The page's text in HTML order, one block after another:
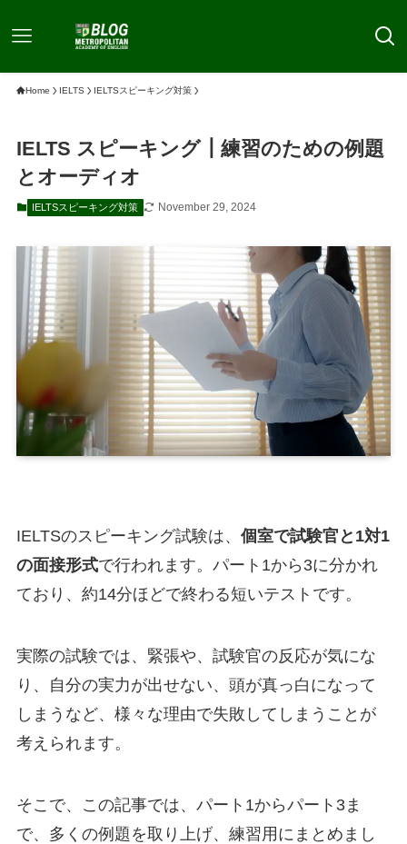
Home IELTS IELTSスピーキング対策
IELTS スピーキング┃練習のための例題
とオーディオ
IELTSスピーキング対策 November 29, 2024
IELTSのスピーキング試験は、 個室で試験官と1対1
の面接形式で行われます。パート1から3に分かれ
ており、約14分ほどで終わる短いテストです。
実際の試験では、緊張や、試験官の反応が気にな
り、自分の実力が出せない、頭が真っ白になって
しまうなど、様々な理由で失敗してしまうことが
考えられます。
そこで、この記事では、パート1からパート3ま
で、多くの例題を取り上げ、練習用にまとめまし